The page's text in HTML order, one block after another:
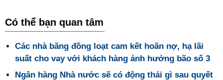
Có thể bạn quan tâm
Các nhà băng đồng loạt cam kết hoãn nợ, hạ lãi
suất cho vay với khách hàng ảnh hưởng bão số 3
Ngân hàng Nhà nước sẽ có động thái gì sau quyết